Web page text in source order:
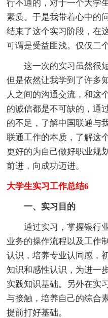
行不通的，对于一个大学
素质。于是我带着心中的
结束了这个实习阶段，在
可谓是受益匪浅。仅仅二
这一次的实习虽然很短
但是依然让我学到了许多
人之间的沟通交流，和这
的诚信都是不可缺的，通
的不足，了解中国联通与
联通工作的本质，了解这
更好的为自己做好职业规
前进，向成功迈进。
大学生实习工作总结6
一、实习目的
通过实习，掌握银行业
业务的操作流程以及工作
认识，培养专业认同感，
知识和感性认识，为进一
实践知识基础。另外在实
与接触，培养自己的综合
提前打好基础。